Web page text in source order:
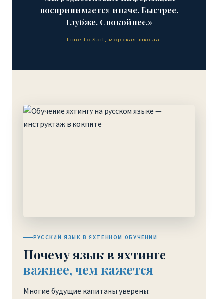
воспринимается иначе. Быстрее.
Глубже. Спокойнее.»
— Time to Sail, морская школа
РУССКИЙ ЯЗЫК В ЯХТЕННОМ ОБУЧЕНИИ
Почему язык в яхтинге
важнее, чем кажется
Многие будущие капитаны уверены: